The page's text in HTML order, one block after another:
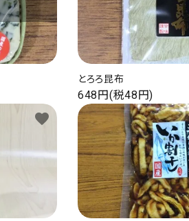
とろろ昆布
648円(税48円)
favorite